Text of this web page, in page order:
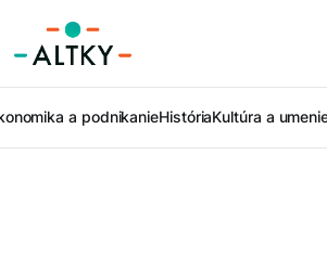
a podnikanieHistóriaKultúra a